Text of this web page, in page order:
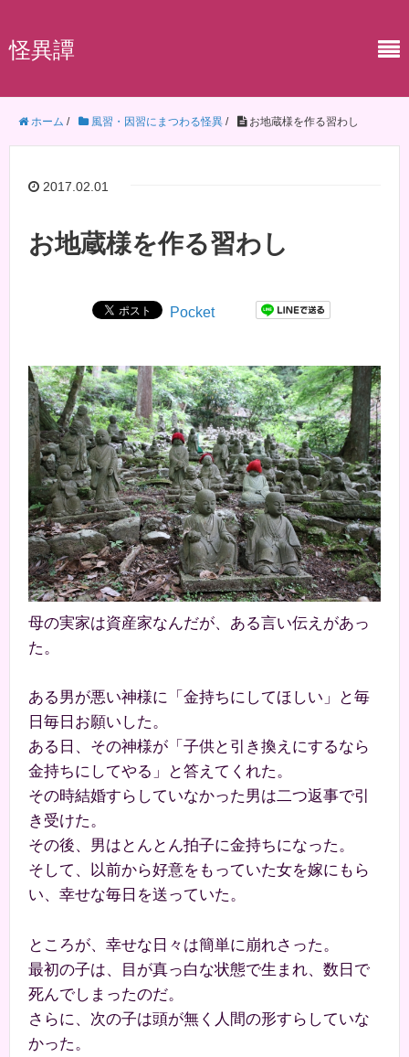
怪異譚
ホーム / 風習・因習にまつわる怪異 / お地蔵様を作る習わし
2017.02.01
お地蔵様を作る習わし
Pocket
母の実家は資産家なんだが、ある言い伝えがあっ
た。
ある男が悪い神様に「金持ちにしてほしい」と毎
日毎日お願いした。
ある日、その神様が「子供と引き換えにするなら
金持ちにしてやる」と答えてくれた。
その時結婚すらしていなかった男は二つ返事で引
き受けた。
その後、男はとんとん拍子に金持ちになった。
そして、以前から好意をもっていた女を嫁にもら
い、幸せな毎日を送っていた。
ところが、幸せな日々は簡単に崩れさった。
最初の子は、目が真っ白な状態で生まれ、数日で
死んでしまったのだ。
さらに、次の子は頭が無く人間の形すらしていな
かった。